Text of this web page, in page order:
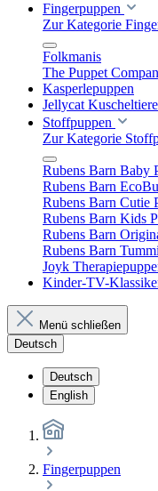
Fingerpuppen
Zur Kategorie
Folkmanis
The Puppet
Kasperlepuppen
Jellycat Kuscheltiere
Stoffpuppen
Zur Kategorie
Rubens Barn Baby
Rubens Barn
Rubens Barn Cutie
Rubens Barn Kids
Rubens Barn
Rubens Barn
Joyk
Kinder-TV-
Menü schließen
Deutsch
Deutsch
English
Fingerpuppen